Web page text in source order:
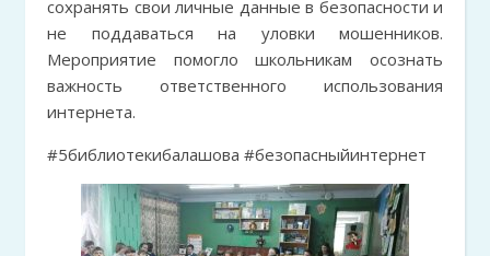
сохранять свои личные данные в безопасности и
не поддаваться на уловки мошенников.
Мероприятие помогло школьникам осознать
важность ответственного использования
интернета.
#5библиотекибалашова #безопасныйинтернет